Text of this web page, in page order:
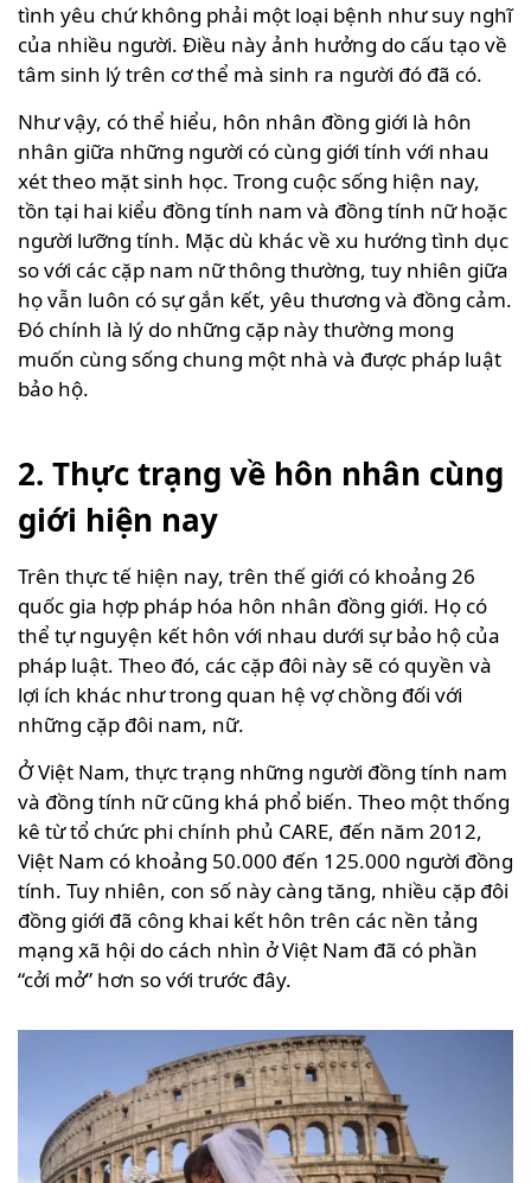
tình yêu chứ không phải một loại bệnh như suy nghĩ
của nhiều người. Điều này ảnh hưởng do cấu tạo về
tâm sinh lý trên cơ thể mà sinh ra người đó đã có.
Như vậy, có thể hiểu, hôn nhân đồng giới là hôn
nhân giữa những người có cùng giới tính với nhau
xét theo mặt sinh học. Trong cuộc sống hiện nay,
tồn tại hai kiểu đồng tính nam và đồng tính nữ hoặc
người lưỡng tính. Mặc dù khác về xu hướng tình dục
so với các cặp nam nữ thông thường, tuy nhiên giữa
họ vẫn luôn có sự gắn kết, yêu thương và đồng cảm.
Đó chính là lý do những cặp này thường mong
muốn cùng sống chung một nhà và được pháp luật
bảo hộ.
2. Thực trạng về hôn nhân cùng
giới hiện nay
Trên thực tế hiện nay, trên thế giới có khoảng 26
quốc gia hợp pháp hóa hôn nhân đồng giới. Họ có
thể tự nguyện kết hôn với nhau dưới sự bảo hộ của
pháp luật. Theo đó, các cặp đôi này sẽ có quyền và
lợi ích khác như trong quan hệ vợ chồng đối với
những cặp đôi nam, nữ.
Ở Việt Nam, thực trạng những người đồng tính nam
và đồng tính nữ cũng khá phổ biến. Theo một thống
kê từ tổ chức phi chính phủ CARE, đến năm 2012,
Việt Nam có khoảng 50.000 đến 125.000 người đồng
tính. Tuy nhiên, con số này càng tăng, nhiều cặp đôi
đồng giới đã công khai kết hôn trên các nền tảng
mạng xã hội do cách nhìn ở Việt Nam đã có phần
“cởi mở” hơn so với trước đây.